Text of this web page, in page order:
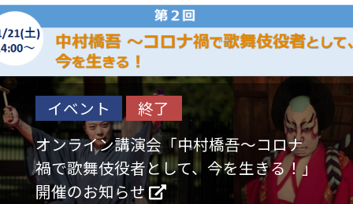
イベント
終了
オンライン講演会「中村橋吾～コロナ
禍で歌舞伎役者として、今を生きる！」
開催のお知らせ